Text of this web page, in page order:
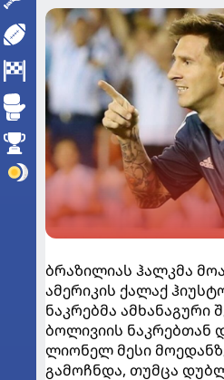
ბრაზილიას ჰალკმა
ამერიკის ქალაქ
ნაკრებმა ამხანაგური
ბოლივიის ნაკრებთან
ლიონელ მესი
გამოჩნდა, თუმცა